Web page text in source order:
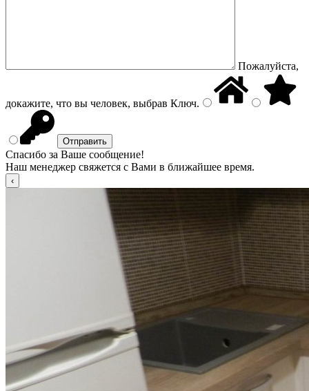
Пожалуйста,
докажите, что вы человек, выбрав Ключ.
Спасибо за Ваше сообщение!
Наш менеджер свяжется с Вами в ближайшее время.